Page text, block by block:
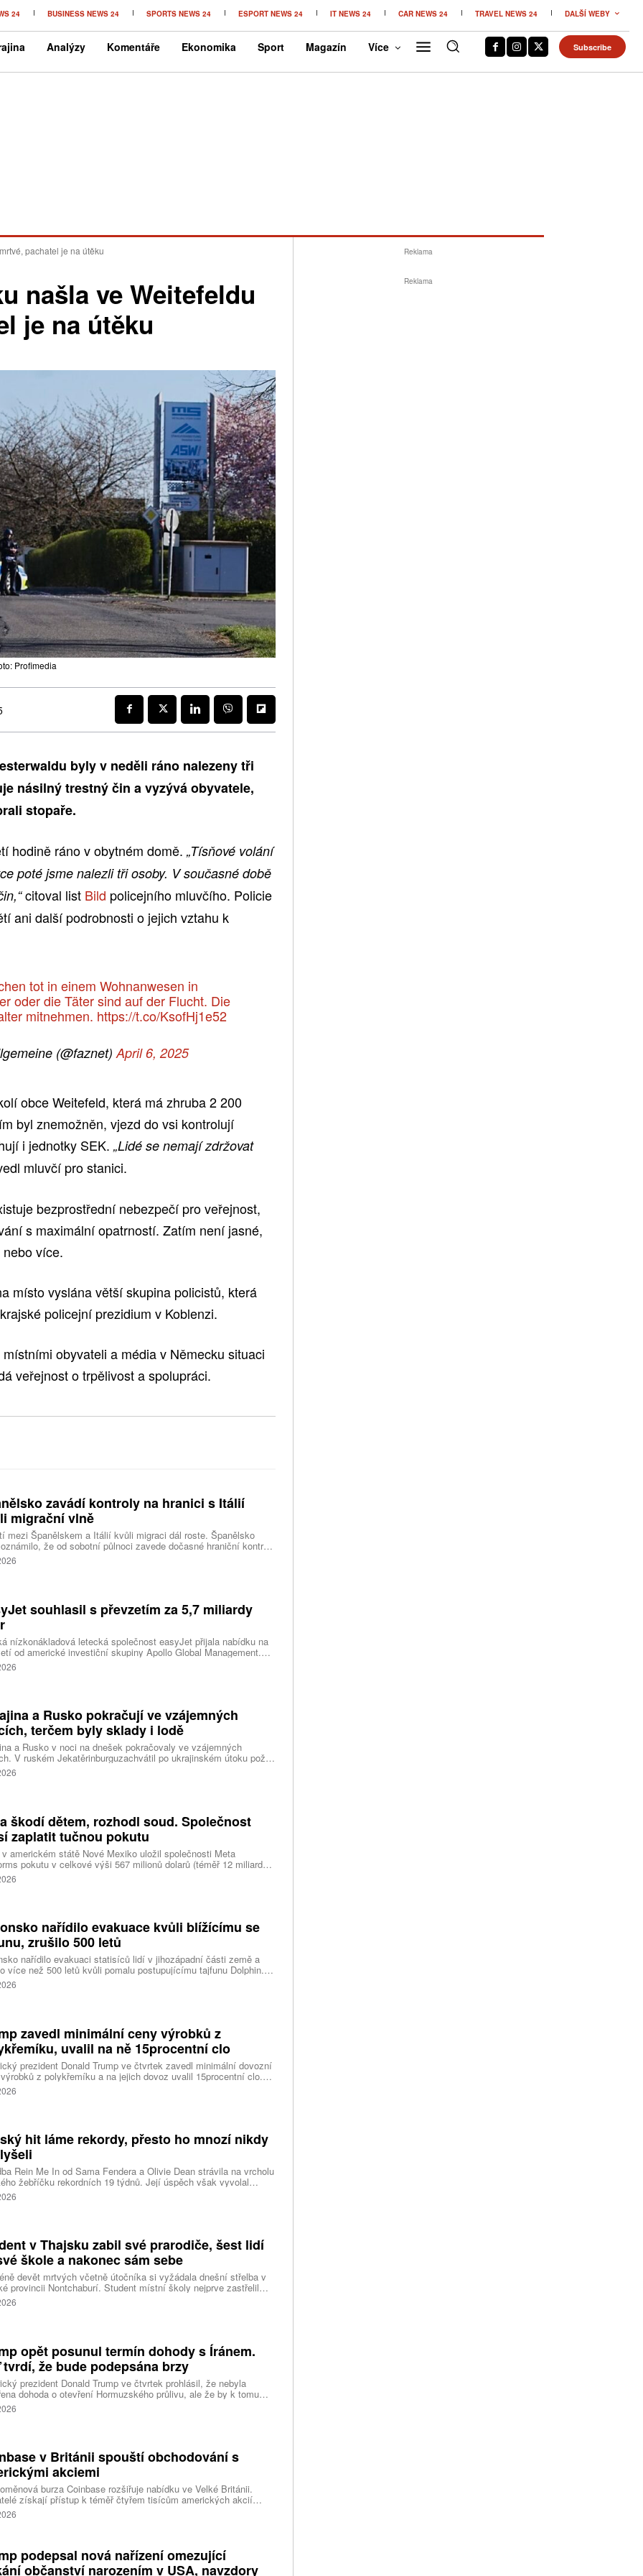
24 BUSINESS NEWS 24 SPORTS NEWS 24 ESPORT NEWS 24 IT NEWS 24 CAR NEWS 24 TRAVEL NEWS 24 DALŠÍ WEBY
Analýzy Komentáře Ekonomika Sport Magazín Více Subscribe
pachatel je na útěku
našla ve Weitefeldu
je na útěku
Profimedia
byly v neděli ráno nalezeny tři
násilný trestný čin a vyzývá obyvatele,
stopaře.
hodině ráno v obytném domě. „Tísňové volání
poté jsme nalezli tři osoby. V současné době
citoval list Bild policejního mluvčího. Policie
ani další podrobnosti o jejich vztahu k
tot in einem Wohnanwesen in
oder die Täter sind auf der Flucht. Die
mitnehmen. https://t.co/KsofHj1e52
(@faznet) April 6, 2025
obce Weitefeld, která má zhruba 2 200
byl znemožněn, vjezd do vsi kontrolují
i jednotky SEK. „Lidé se nemají zdržovat
mluvčí pro stanici.
bezprostřední nebezpečí pro veřejnost,
s maximální opatrností. Zatím není jasné,
více.
místo vyslána větší skupina policistů, která
policejní prezidium v Koblenzi.
obyvateli a média v Německu situaci
veřejnost o trpělivost a spolupráci.
zavádí kontroly na hranici s Itálií
migrační vlně
mezi Španělskem a Itálií kvůli migraci dál roste. Španělsko
že od sobotní půlnoci zavede dočasné hraniční kontroly
z Itálie. Opatření má platit do 7. září a je přímou reakcí na
Říma obnovit kontroly u osob přijíždějících ze Španělska po
souhlasil s převzetím za 5,7 miliardy
nízkonákladová letecká společnost easyJet přijala nabídku na
od americké investiční skupiny Apollo Global Management.
oceňuje aerolinku na 5,7 miliardy liber, tedy přibližně 162
korun.
a Rusko pokračují ve vzájemných
terčem byly sklady i lodě
a Rusko v noci na dnešek pokračovaly ve vzájemných
V ruském Jekatěrinburguzachvátil po ukrajinském útoku požár
centrum ruského internetového prodejce Wildberries.
o tom informovala bez podrobností na síti Telegram.
škodí dětem, rozhodl soud. Společnost
zaplatit tučnou pokutu
americkém státě Nové Mexiko uložil společnosti Meta
pokutu v celkové výši 567 milionů dolarů (téměř 12 miliard
za újmu, kterou její platformy Facebook a Instagram působí
lidem. Firma musí změnit způsob ověřování věku.
nařídilo evakuace kvůli blížícímu se
zrušilo 500 letů
nařídilo evakuaci statisíců lidí v jihozápadní části země a
více než 500 letů kvůli pomalu postupujícímu tajfunu Dolphin.
meteorologů přinese tajfun do oblasti silný vítr, prudký déšť a
vlny, píše agentura Reuters. Dolphin je tajfunem první, tedy
meteorologická agentura (JMA).
zavedl minimální ceny výrobků z
uvalil na ně 15procentní clo
prezident Donald Trump ve čtvrtek zavedl minimální dovozní
z polykřemíku a na jejich dovoz uvalil 15procentní clo.
se používá při výrobě polovodičů a je hlavní složkou
panelů, jeho největším světovým producentem je Čína.
Reuters.
hit láme rekordy, přesto ho mnozí nikdy
Rein Me In od Sama Fendera a Olivie Dean strávila na vrcholu
žebříčku rekordních 19 týdnů. Její úspěch však vyvolal
reakci. Řada lidí tvrdí, že píseň nikdy neslyšela. Hudební
totiž rozdělil do menších skupin, které poslouchají úplně jiné
v Thajsku zabil své prarodiče, šest lidí
škole a nakonec sám sebe
devět mrtvých včetně útočníka si vyžádala dnešní střelba v
provincii Nontchaburí. Student místní školy nejprve zastřelil
svého dědečka oba prarodiče a pak se vydal do školy, kde zabil
a tři žáky, dalších 15 lidí zranil a nakonec spáchal
opět posunul termín dohody s Íránem.
tvrdí, že bude podepsána brzy
prezident Donald Trump ve čtvrtek prohlásil, že nebyla
dohoda o otevření Hormuzského průlivu, ale že by k tomu
dojít brzy. Írán je mezitím nadosah dohody o tranzitu v úžině
která může pro Trumpa představovat problém.
v Británii spouští obchodování s
akciemi
burza Coinbase rozšiřuje nabídku ve Velké Británii.
získají přístup k téměř čtyřem tisícům amerických akcií
v aplikaci, ve které spravují kryptoměny a běžné peníze.
podepsal nová nařízení omezující
občanství narozením v USA, navzdory
Reklama
Reklama